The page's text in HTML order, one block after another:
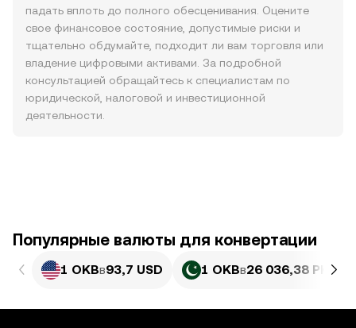
падать вплоть до полного обесценивания. Оцените
свое финансовое состояние, допустимые риски и
тщательно обдумайте, подходит ли вам торговля или
владение цифровыми активами. За подробной
консультацией обращайтесь к специалистам по
юридической, налоговой и инвестиционной
деятельности.
Популярные валюты для конвертации
1 OKBв93,7 USD 1 OKBв26 036,38 PKR